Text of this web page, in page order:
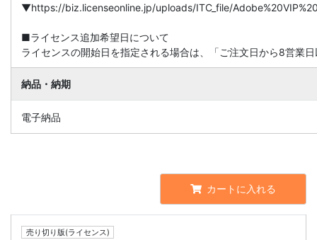
▼https://biz.licenseonline.jp/uploads/ITC_file/
■ライセンス追加希望日について
ライセンスの開始日を指定される場合は、「ご注文日から8営業
納品・納期
電子納品
カートに入れる
売り切り版(ライセンス)